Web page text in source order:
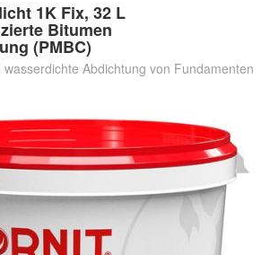
1K Fix, 32 L
Bitumen
(PMBC)
Abdichtung von Fundamenten